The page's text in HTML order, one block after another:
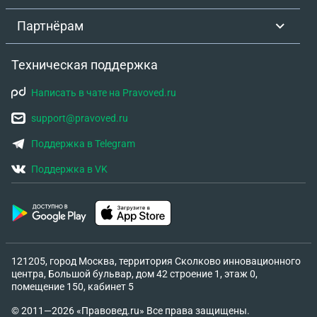
Партнёрам
Техническая поддержка
Написать в чате на Pravoved.ru
support@pravoved.ru
Поддержка в Telegram
Поддержка в VK
121205, город Москва, территория Сколково инновационного
центра, Большой бульвар, дом 42 строение 1, этаж 0,
помещение 150, кабинет 5
© 2011—2026 «Правовед.ru» Все права защищены.